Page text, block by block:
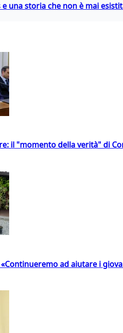
e una storia che non è mai
il "momento della verità" di
ad aiutare i